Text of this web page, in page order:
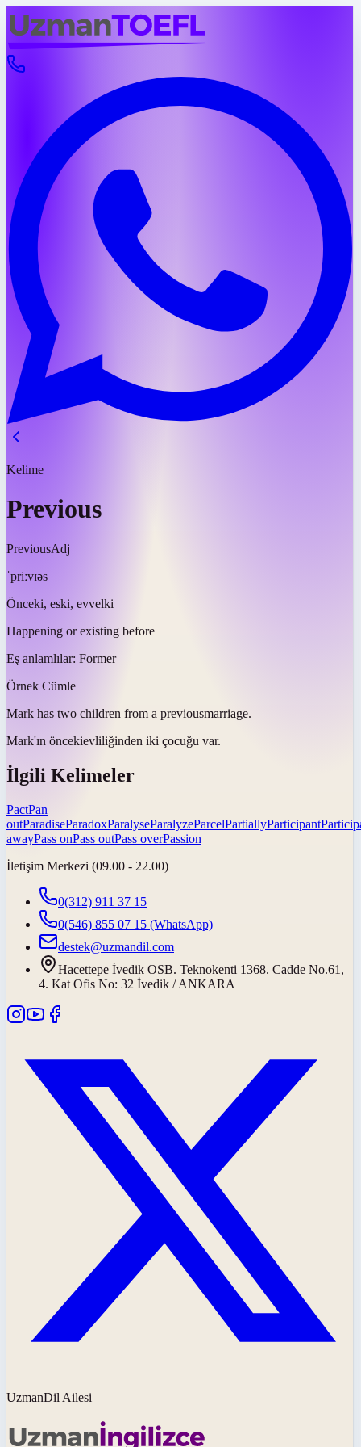
Kelime
Previous
PreviousAdj
ˈpriːvɪəs
Önceki, eski, evvelki
Happening or existing before
Eş anlamlılar: Former
Örnek Cümle
Mark has two children from a previousmarriage.
Mark'ın öncekievliliğinden iki çocuğu var.
İlgili Kelimeler
PactPan
outParadiseParadoxParalyseParalyzeParcelPartiallyParticipant
awayPass onPass outPass overPassion
İletişim Merkezi (09.00 - 22.00)
0(312) 911 37 15
0(546) 855 07 15 (WhatsApp)
destek@uzmandil.com
Hacettepe İvedik OSB. Teknokenti 1368. Cadde No.61,
4. Kat Ofis No: 32 İvedik / ANKARA
UzmanDil Ailesi